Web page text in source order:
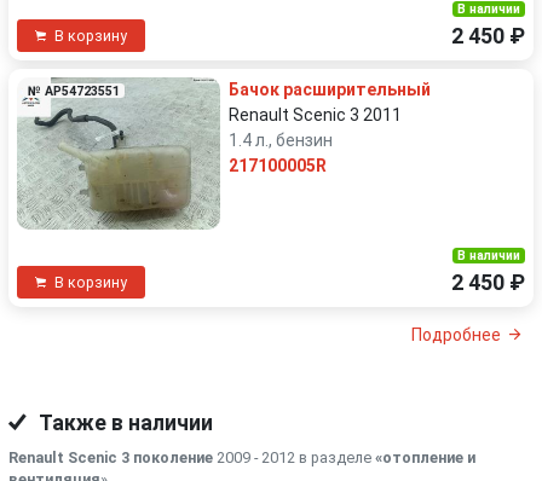
В корзину
В наличии
2 450 ₽
№ AP54723551
Бачок расширительный
Renault Scenic 3 2011
1.4 л., бензин
217100005R
В корзину
В наличии
2 450 ₽
Подробнее
Также в наличии
Renault Scenic 3 поколение 2009 - 2012 в разделе «отопление и